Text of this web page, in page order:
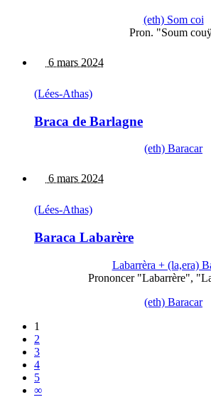
(eth) Som coi
Pron. "Soum
6 mars 2024
(Lées-Athas)
Braca de Barlagne
(eth) Baracar
6 mars 2024
(Lées-Athas)
Baraca Labarère
Labarrèra + (la,era)
Prononcer "Labarrère",
(eth) Baracar
1
2
3
4
5
∞